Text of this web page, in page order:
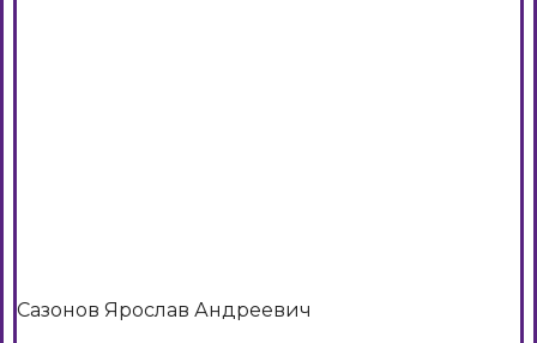
Сазонов Ярослав Андреевич